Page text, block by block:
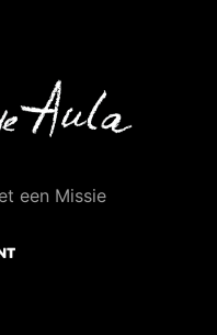
een Missie